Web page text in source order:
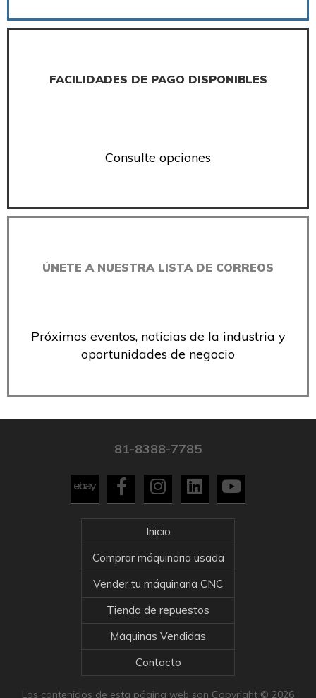
FACILIDADES DE PAGO DISPONIBLES
Consulte opciones
ÚNETE A NUESTRA LISTA DE CORREOS
Próximos eventos, noticias de la industria y
oportunidades de negocio
81-8388-7785
Inicio
Comprar máquinaria usada
Vender tu máquinaria CNC
Tienda de repuestos
Máquinas Vendidas
Contacto
Los contenidos de esta página web son Copyright © 2026